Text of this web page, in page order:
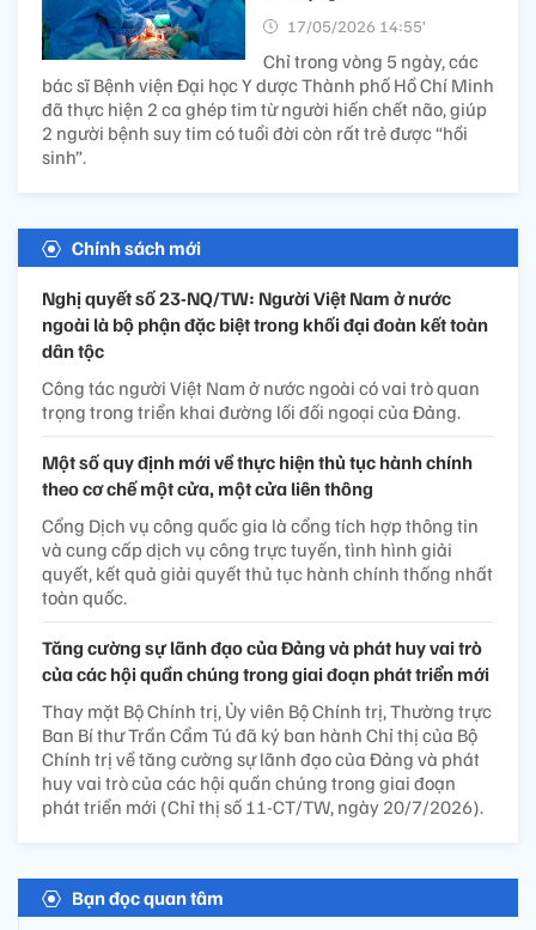
17/05/2026 14:55’
Chỉ trong vòng 5 ngày, các
bác sĩ Bệnh viện Đại học Y dược Thành phố Hồ Chí Minh
đã thực hiện 2 ca ghép tim từ người hiến chết não, giúp
2 người bệnh suy tim có tuổi đời còn rất trẻ được “hồi
sinh”.
Chính sách mới
Nghị quyết số 23-NQ/TW: Người Việt Nam ở nước
ngoài là bộ phận đặc biệt trong khối đại đoàn kết toàn
dân tộc
Công tác người Việt Nam ở nước ngoài có vai trò quan
trọng trong triển khai đường lối đối ngoại của Đảng.
Một số quy định mới về thực hiện thủ tục hành chính
theo cơ chế một cửa, một cửa liên thông
Cổng Dịch vụ công quốc gia là cổng tích hợp thông tin
và cung cấp dịch vụ công trực tuyến, tình hình giải
quyết, kết quả giải quyết thủ tục hành chính thống nhất
toàn quốc.
Tăng cường sự lãnh đạo của Đảng và phát huy vai trò
của các hội quần chúng trong giai đoạn phát triển mới
Thay mặt Bộ Chính trị, Ủy viên Bộ Chính trị, Thường trực
Ban Bí thư Trần Cẩm Tú đã ký ban hành Chỉ thị của Bộ
Chính trị về tăng cường sự lãnh đạo của Đảng và phát
huy vai trò của các hội quần chúng trong giai đoạn
phát triển mới (Chỉ thị số 11-CT/TW, ngày 20/7/2026).
Bạn đọc quan tâm